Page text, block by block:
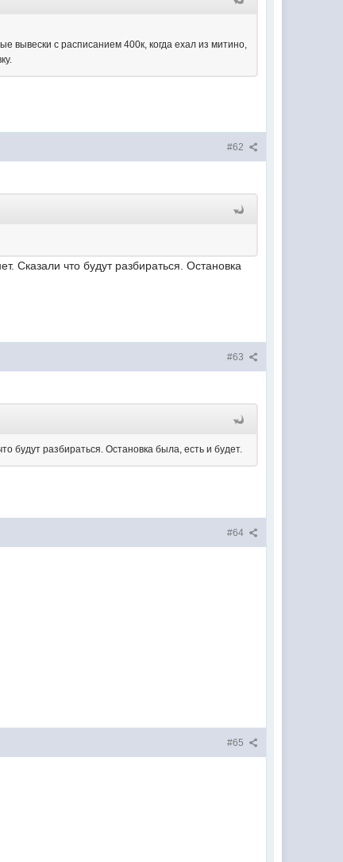
вывески с расписанием 400к, когда ехал из митино,
#62
Сказали что будут разбираться. Остановка
#63
будут разбираться. Остановка была, есть и будет.
#64
#65